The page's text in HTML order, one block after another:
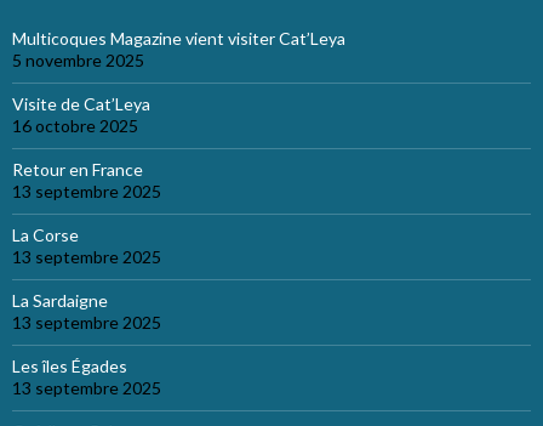
Multicoques Magazine vient visiter Cat’Leya
5 novembre 2025
Visite de Cat’Leya
16 octobre 2025
Retour en France
13 septembre 2025
La Corse
13 septembre 2025
La Sardaigne
13 septembre 2025
Les îles Égades
13 septembre 2025